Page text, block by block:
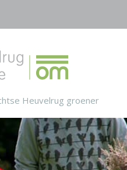
Heuvelrug groener